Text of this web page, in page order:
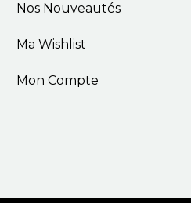
Nos Nouveautés
Ma Wishlist
Mon Compte